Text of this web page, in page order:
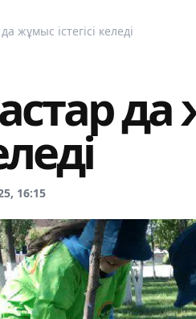
жұмыс істегісі келеді
16:15